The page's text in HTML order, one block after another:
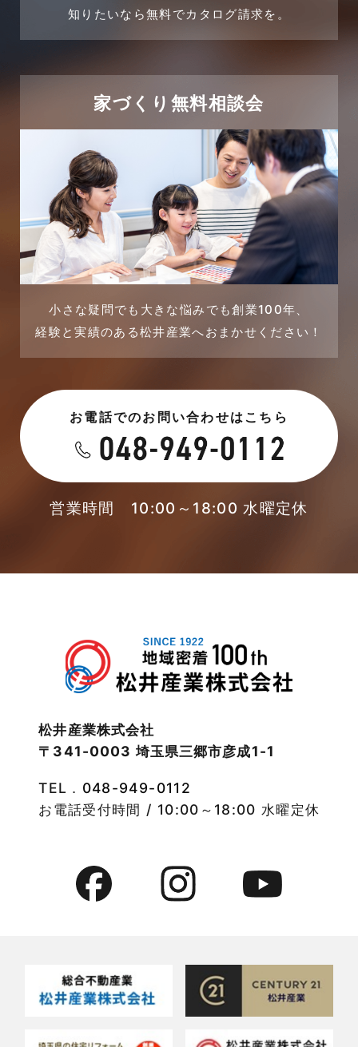
売買物件
太陽光発電活用事例
市民リフォームサービス
店舗・テナント施工事例
戸建賃貸住宅活用事例
採用情報
未分類
未分類
本店-ブログ
東武スカイツリーライン
注文住宅施工事例
物件検索
物件特集
竹ノ塚店-ブログ
貸倉庫・その他
貸店舗活用事例
2024年2月
2023年12月
2023年11月
2023年10月
2023年9月
2023年7月
2023年5月
2023年4月
2023年3月
2022年11月
2022年9月
2022年8月
2022年6月
2022年3月
2022年2月
知りたいなら無料でカタログ請求を。
家づくり無料相談会
小さな疑問でも大きな悩みでも創業100年、
経験と実績のある松井産業へおまかせください！
お電話でのお問い合わせはこちら
営業時間 10:00～18:00 水曜定休
松井産業株式会社
〒341-0003 埼玉県三郷市彦成1-1
TEL． 048-949-0112
お電話受付時間 / 10:00～18:00 水曜定休